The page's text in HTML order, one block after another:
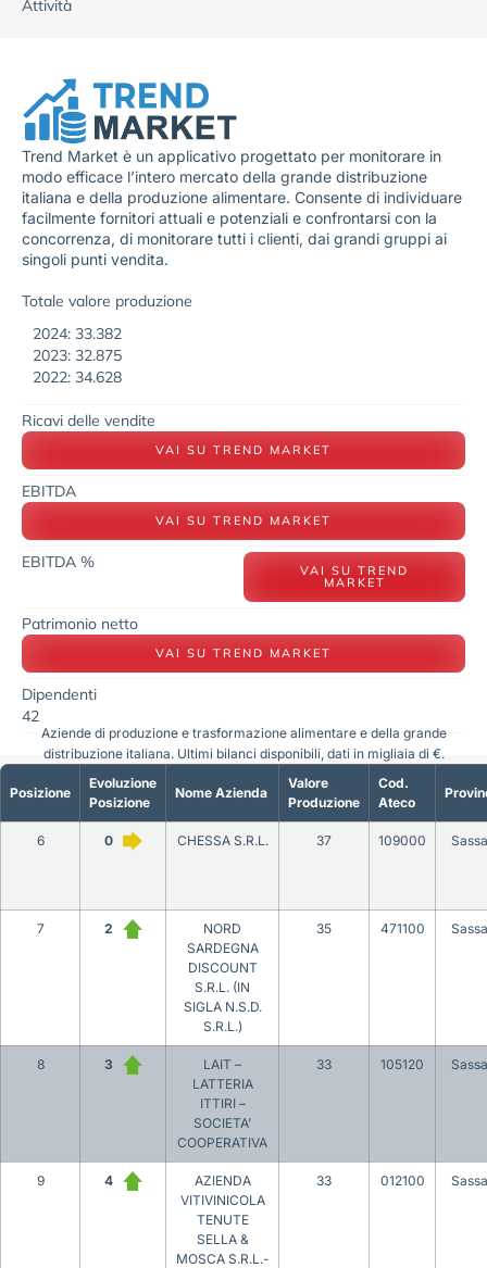
Attività
Trend Market è un applicativo progettato per monitorare in
modo efficace l’intero mercato della grande distribuzione
italiana e della produzione alimentare. Consente di individuare
facilmente fornitori attuali e potenziali e confrontarsi con la
concorrenza, di monitorare tutti i clienti, dai grandi gruppi ai
singoli punti vendita.
Totale valore produzione
2024: 33.382
2023: 32.875
2022: 34.628
Ricavi delle vendite
VAI SU TREND MARKET
EBITDA
VAI SU TREND MARKET
EBITDA % VAI SU TREND
MARKET
Patrimonio netto
VAI SU TREND MARKET
Dipendenti
42
Posizione
Evoluzione
Posizione
Nome Azienda
Valore
Produzione
Cod.
Ateco
6 0 CHESSA S.R.L. 37 109000
7 2
NORD
SARDEGNA
DISCOUNT
S.R.L. (IN
SIGLA N.S.D.
S.R.L.)
35 471100
8 3
LAIT –
LATTERIA
ITTIRI –
SOCIETA’
COOPERATIVA
33 105120
9 4
AZIENDA
VITIVINICOLA
TENUTE
SELLA &
MOSCA S.R.L.-
33 012100
Aziende di produzione e trasformazione alimentare e della grande
distribuzione italiana. Ultimi bilanci disponibili, dati in migliaia di €.